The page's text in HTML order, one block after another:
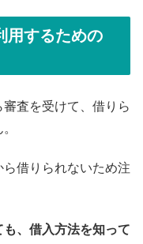
用するための
査を受けて、借りら
借りられないため注
、借入方法を知って